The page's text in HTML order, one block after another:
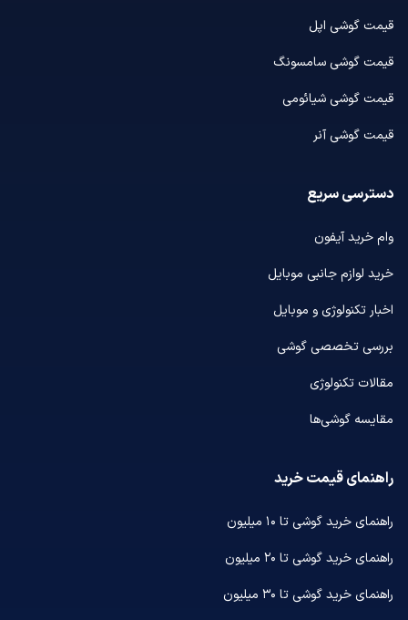
قیمت گوشی اپل
قیمت گوشی سامسونگ
قیمت گوشی شیائومی
قیمت گوشی آنر
دسترسی سریع
وام خرید آیفون
خرید لوازم جانبی موبایل
اخبار تکنولوژی و موبایل
بررسی تخصصی گوشی
مقالات تکنولوژی
مقایسه گوشی‌ها
راهنمای قیمت خرید
راهنمای خرید گوشی تا ۱۰ میلیون
راهنمای خرید گوشی تا ۲۰ میلیون
راهنمای خرید گوشی تا ۳۰ میلیون